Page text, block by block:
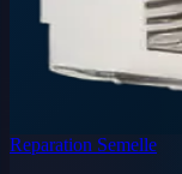
Reparation Semelle